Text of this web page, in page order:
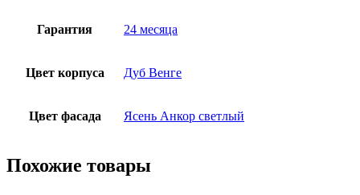
Гарантия 24 месяца
Цвет корпуса Дуб Венге
Цвет фасада Ясень Анкор светлый
Похожие товары